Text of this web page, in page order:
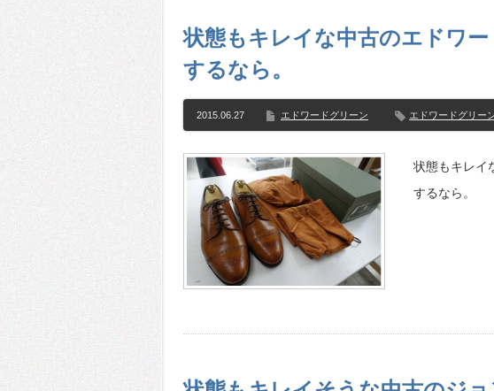
状態もキレイな中古のエドワ
するなら。
2015.06.27 エドワードグリーン エドワードグリー
状態もキレイ
するなら。